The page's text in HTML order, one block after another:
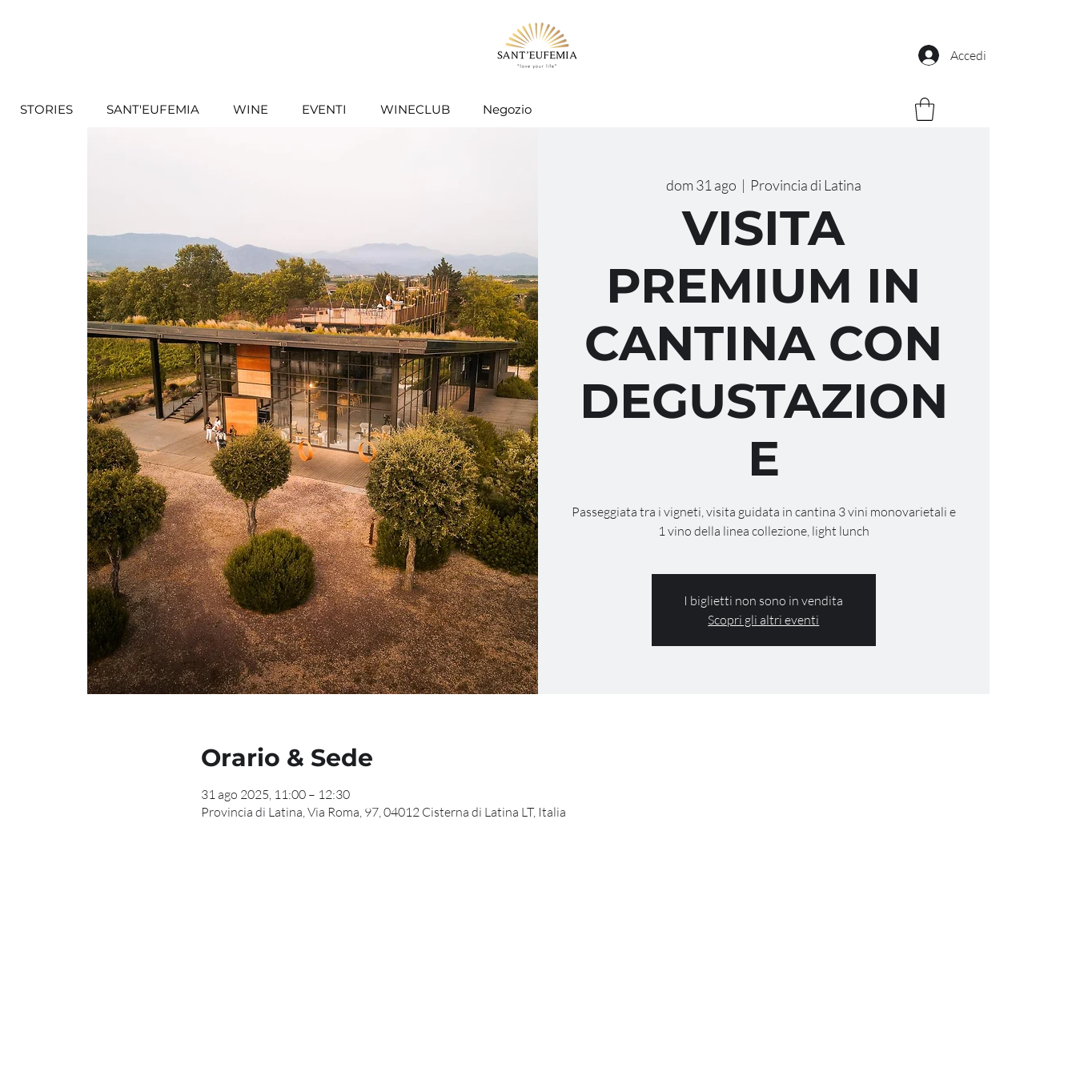
Accedi
STORIES SANT'EUFEMIA WINE EVENTI WINECLUB Negozio
dom 31 ago
  |
Provincia di Latina
VISITA
PREMIUM IN
CANTINA CON
DEGUSTAZION
E
Passeggiata tra i vigneti, visita guidata in cantina 3 vini monovarietali e
1 vino della linea collezione, light lunch
I biglietti non sono in vendita
Scopri gli altri eventi
Orario & Sede
31 ago 2025, 11:00 – 12:30
Provincia di Latina, Via Roma, 97, 04012 Cisterna di Latina LT, Italia